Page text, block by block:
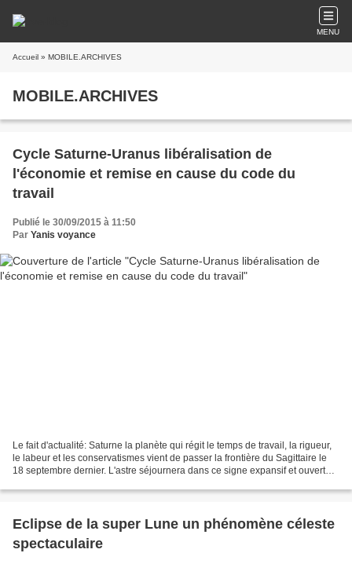
MENU
Accueil » MOBILE.ARCHIVES
MOBILE.ARCHIVES
Cycle Saturne-Uranus libéralisation de
l'économie et remise en cause du code du
travail
Publié le 30/09/2015 à 11:50
Par Yanis voyance
Le fait d'actualité: Saturne la planète qui régit le temps de travail, la rigueur,
le labeur et les conservatismes vient de passer la frontière du Sagittaire le
18 septembre dernier. L'astre séjournera dans ce signe expansif et ouvert
Eclipse de la super Lune un phénomène céleste
spectaculaire